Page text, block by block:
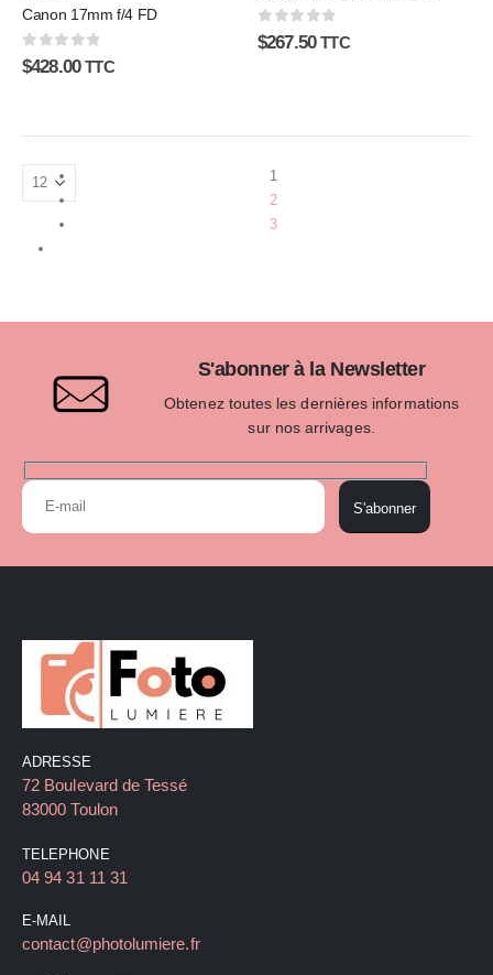
Canon 17mm f/4 FD
0sur 5
$428.00 TTC
0sur 5
$267.50 TTC
1
2
3
S'abonner à la Newsletter
Obtenez toutes les dernières informations
sur nos arrivages.
S'abonner
ADRESSE
72 Boulevard de Tessé
83000 Toulon
TELEPHONE
04 94 31 11 31
E-MAIL
contact@photolumiere.fr